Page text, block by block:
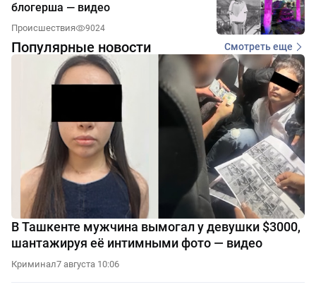
блогерша — видео
Происшествия 9024
Популярные новости Смотреть еще
В Ташкенте мужчина вымогал у девушки $3000,
шантажируя её интимными фото — видео
Криминал7 августа 10:06